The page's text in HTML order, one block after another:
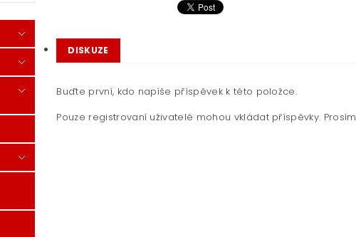
DISKUZE
Buďte první, kdo napíše příspěvek k této položce.
Pouze registrovaní uživatelé mohou vkládat příspěvky. Prosím